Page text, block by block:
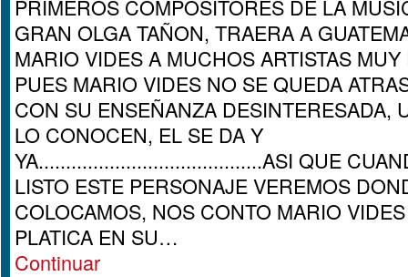
PRIMEROS COMPOSITORES DE LA
GRAN OLGA TAÑON, TRAERA A
MARIO VIDES A MUCHOS ARTISTAS MUY
PUES MARIO VIDES NO SE QUEDA
CON SU ENSEÑANZA DESINTERESADA,
LO CONOCEN, EL SE DA Y
YA.........................................ASI QUE
LISTO ESTE PERSONAJE VEREMOS
COLOCAMOS, NOS CONTO MARIO
PLATICA EN SU…
Continuar